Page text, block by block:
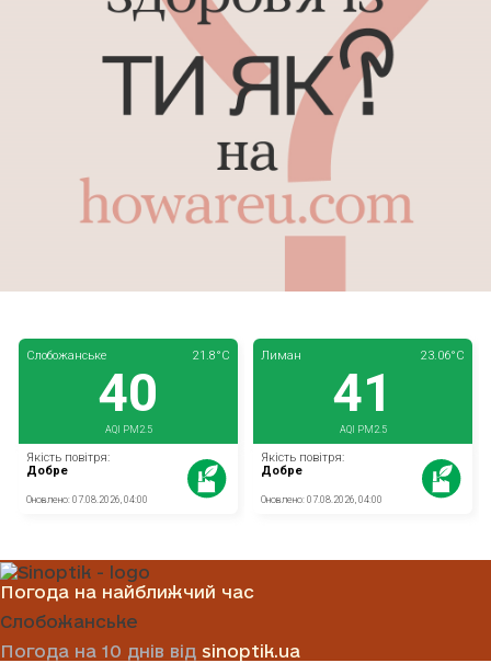
Погода на найближчий час
Слобожанське
Погода на 10 днів від sinoptik.ua